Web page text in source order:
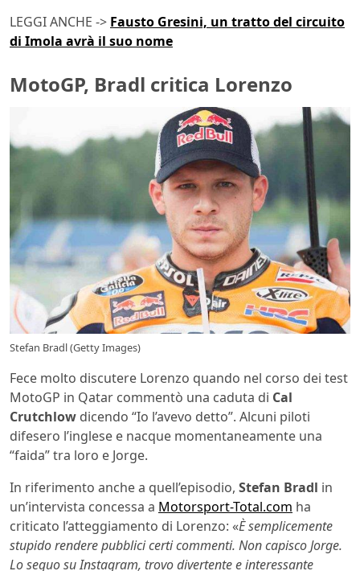
LEGGI ANCHE -> Fausto Gresini, un tratto del circuito
di Imola avrà il suo nome
MotoGP, Bradl critica Lorenzo
Stefan Bradl (Getty Images)
Fece molto discutere Lorenzo quando nel corso dei test
MotoGP in Qatar commentò una caduta di Cal
Crutchlow dicendo “Io l’avevo detto”. Alcuni piloti
difesero l’inglese e nacque momentaneamente una
“faida” tra loro e Jorge.
In riferimento anche a quell’episodio, Stefan Bradl in
un’intervista concessa a Motorsport-Total.com ha
criticato l’atteggiamento di Lorenzo: «È semplicemente
stupido rendere pubblici certi commenti. Non capisco Jorge.
Lo seguo su Instagram, trovo divertente e interessante